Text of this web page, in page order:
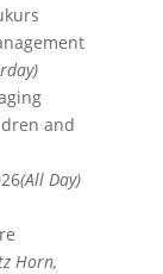
and
(All Day)
Horn,